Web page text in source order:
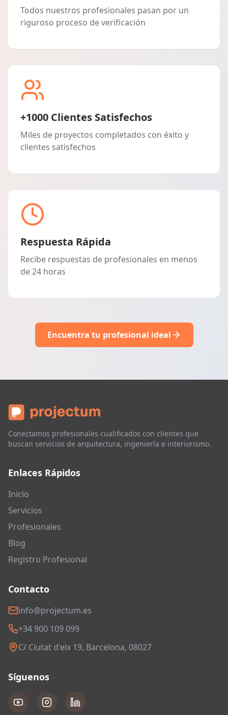
Todos nuestros profesionales pasan por un
riguroso proceso de verificación
+1000 Clientes Satisfechos
Miles de proyectos completados con éxito y
clientes satisfechos
Respuesta Rápida
Recibe respuestas de profesionales en menos
de 24 horas
Encuentra tu profesional ideal
Conectamos profesionales cualificados con clientes que
buscan servicios de arquitectura, ingeniería e interiorismo.
Enlaces Rápidos
Inicio
Servicios
Profesionales
Blog
Registro Profesional
Contacto
info@projectum.es
+34 900 109 099
C/ Ciutat d'elx 19, Barcelona, 08027
Síguenos